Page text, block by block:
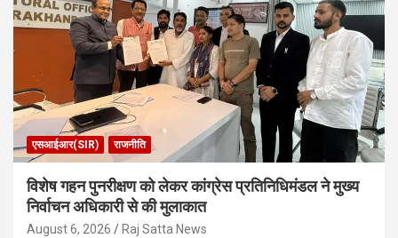
एसआईआर(SIR) राजनीति
विशेष गहन पुनरीक्षण को लेकर कांग्रेस प्रतिनिधिमंडल ने मुख्य
निर्वाचन अधिकारी से की मुलाकात
August 6, 2026 Raj Satta News